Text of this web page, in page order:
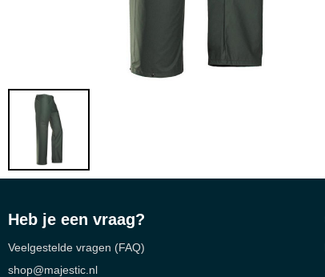
Heb je een vraag?
Veelgestelde vragen (FAQ)
shop@majestic.nl